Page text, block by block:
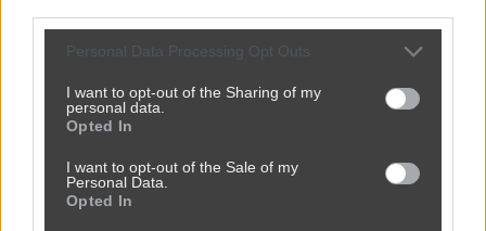
Personal Data Processing Opt Outs
I want to opt-out of the Sharing of my
personal data.
Opted In
I want to opt-out of the Sale of my
Personal Data.
Opted In
Powinna do pakietu być